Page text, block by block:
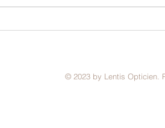
© 2023 by Lentis Opticien.